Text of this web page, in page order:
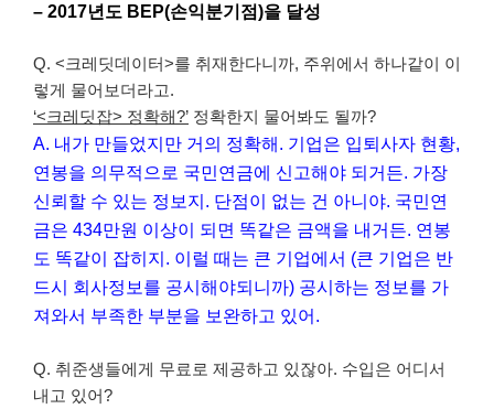
– 2017년도 BEP(손익분기점)을 달성
Q. <크레딧데이터>를 취재한다니까, 주위에서 하나같이 이
렇게 물어보더라고.
‘<크레딧잡> 정확해?’ 정확한지 물어봐도 될까?
A. 내가 만들었지만 거의 정확해. 기업은 입퇴사자 현황,
연봉을 의무적으로 국민연금에 신고해야 되거든. 가장
신뢰할 수 있는 정보지. 단점이 없는 건 아니야. 국민연
금은 434만원 이상이 되면 똑같은 금액을 내거든. 연봉
도 똑같이 잡히지. 이럴 때는 큰 기업에서 (큰 기업은 반
드시 회사정보를 공시해야되니까) 공시하는 정보를 가
져와서 부족한 부분을 보완하고 있어.
Q. 취준생들에게 무료로 제공하고 있잖아. 수입은 어디서
내고 있어?